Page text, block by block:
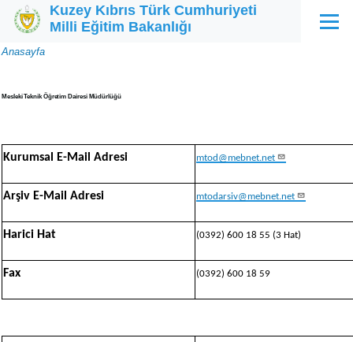
Ana içeriğe atla
Kuzey Kıbrıs Türk Cumhuriyeti
Milli Eğitim Bakanlığı
Menü
Sayfa
Anasayfa
Mesleki Teknik Öğretim Dairesi Müdürlüğü
Kurumsal E-Mail Adresi mtod@mebnet.net
Arşiv E-Mail Adresi mtodarsiv@mebnet.net
Harici Hat (0392) 600 18 55 (3 Hat)
Fax (0392) 600 18 59